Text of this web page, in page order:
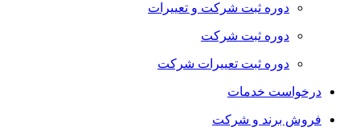
دوره ثبت شرکت و تعییرات
دوره ثبت شرکت
دوره ثبت تعییرات شرکت
درخواست خدمات
فروش برند و شرکت